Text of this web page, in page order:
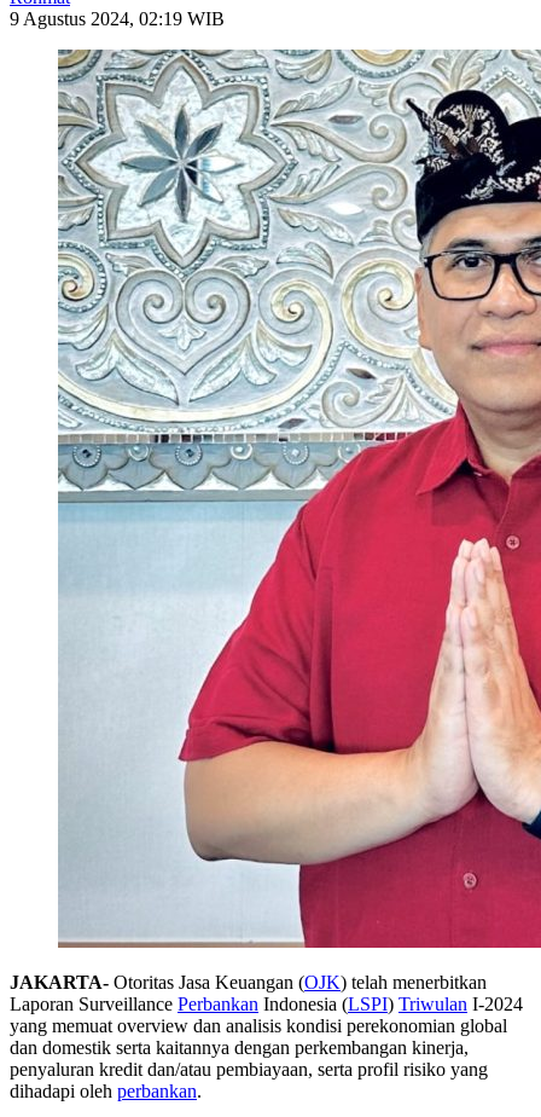
9 Agustus 2024, 02:19 WIB
JAKARTA- Otoritas Jasa Keuangan (OJK) telah menerbitkan
Laporan Surveillance Perbankan Indonesia (LSPI) Triwulan I-2024
yang memuat overview dan analisis kondisi perekonomian global
dan domestik serta kaitannya dengan perkembangan kinerja,
penyaluran kredit dan/atau pembiayaan, serta profil risiko yang
dihadapi oleh perbankan.